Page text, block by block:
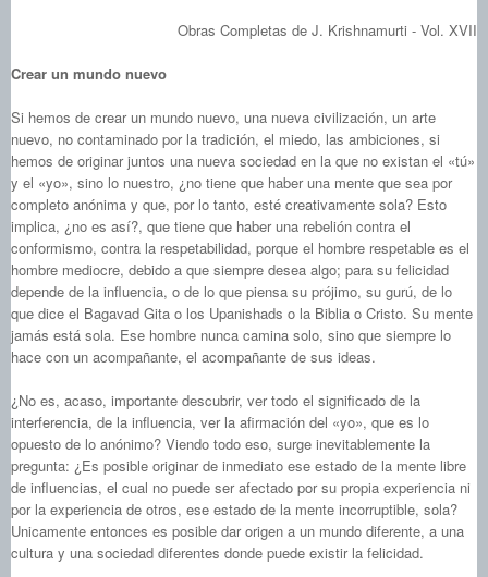
Obras Completas de J. Krishnamurti - Vol. XVII
Crear un mundo nuevo
Si hemos de crear un mundo nuevo, una nueva civilización, un arte
nuevo, no contaminado por la tradición, el miedo, las ambiciones, si
hemos de originar juntos una nueva sociedad en la que no existan el «tú»
y el «yo», sino lo nuestro, ¿no tiene que haber una mente que sea por
completo anónima y que, por lo tanto, esté creativamente sola? Esto
implica, ¿no es así?, que tiene que haber una rebelión contra el
conformismo, contra la respetabilidad, porque el hombre respetable es el
hombre mediocre, debido a que siempre desea algo; para su felicidad
depende de la influencia, o de lo que piensa su prójimo, su gurú, de lo
que dice el Bagavad Gita o los Upanishads o la Biblia o Cristo. Su mente
jamás está sola. Ese hombre nunca camina solo, sino que siempre lo
hace con un acompañante, el acompañante de sus ideas.
¿No es, acaso, importante descubrir, ver todo el significado de la
interferencia, de la influencia, ver la afirmación del «yo», que es lo
opuesto de lo anónimo? Viendo todo eso, surge inevitablemente la
pregunta: ¿Es posible originar de inmediato ese estado de la mente libre
de influencias, el cual no puede ser afectado por su propia experiencia ni
por la experiencia de otros, ese estado de la mente incorruptible, sola?
Unicamente entonces es posible dar origen a un mundo diferente, a una
cultura y una sociedad diferentes donde puede existir la felicidad.